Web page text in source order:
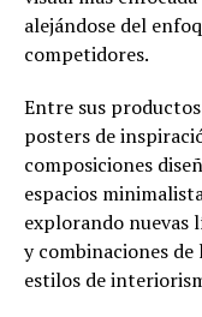
alejándose del
competidores.
Entre sus
posters de
composiciones
espacios
explorando nuevas
y combinaciones
estilos de